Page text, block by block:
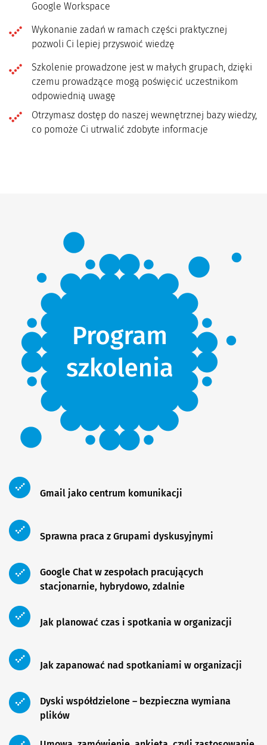
Google Workspace
Wykonanie zadań w ramach części praktycznej
pozwoli Ci lepiej przyswoić wiedzę
Szkolenie prowadzone jest w małych grupach, dzięki
czemu prowadzące mogą poświęcić uczestnikom
odpowiednią uwagę
Otrzymasz dostęp do naszej wewnętrznej bazy wiedzy,
co pomoże Ci utrwalić zdobyte informacje
Gmail jako centrum komunikacji
Sprawna praca z Grupami dyskusyjnymi
Google Chat w zespołach pracujących
stacjonarnie, hybrydowo, zdalnie
Jak planować czas i spotkania w organizacji
Jak zapanować nad spotkaniami w organizacji
Dyski współdzielone – bezpieczna wymiana
plików